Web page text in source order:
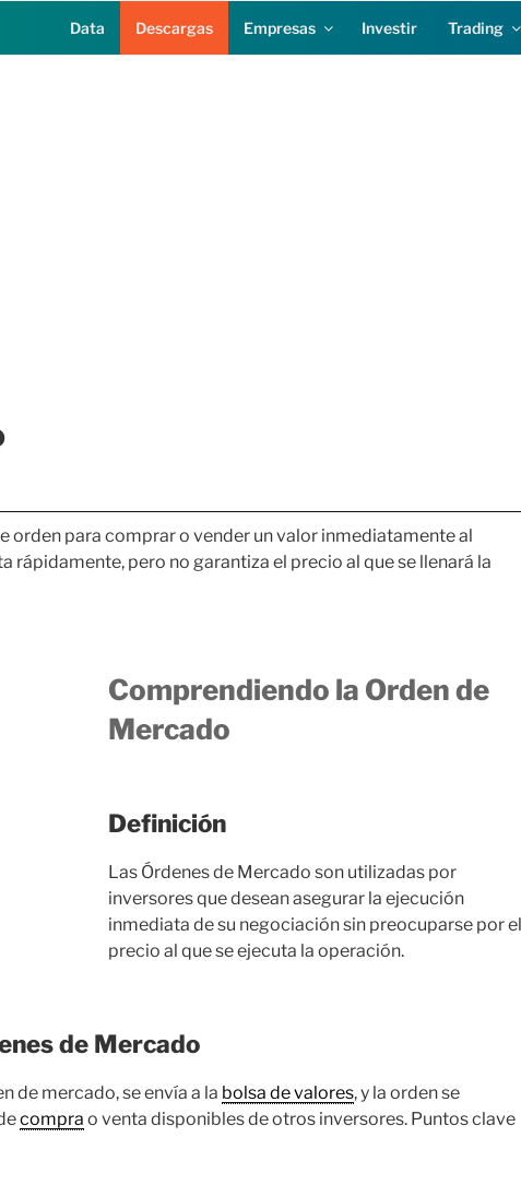
Data Descargas Empresas Investir Trading
orden para comprar o vender un valor inmediatamente al
rápidamente, pero no garantiza el precio al que se llenará la
Comprendiendo la Orden de
Mercado
Definición
Las Órdenes de Mercado son utilizadas por
inversores que desean asegurar la ejecución
inmediata de su negociación sin preocuparse por el
precio al que se ejecuta la operación.
de Mercado
de mercado, se envía a la bolsa de valores, y la orden se
compra o venta disponibles de otros inversores. Puntos clave